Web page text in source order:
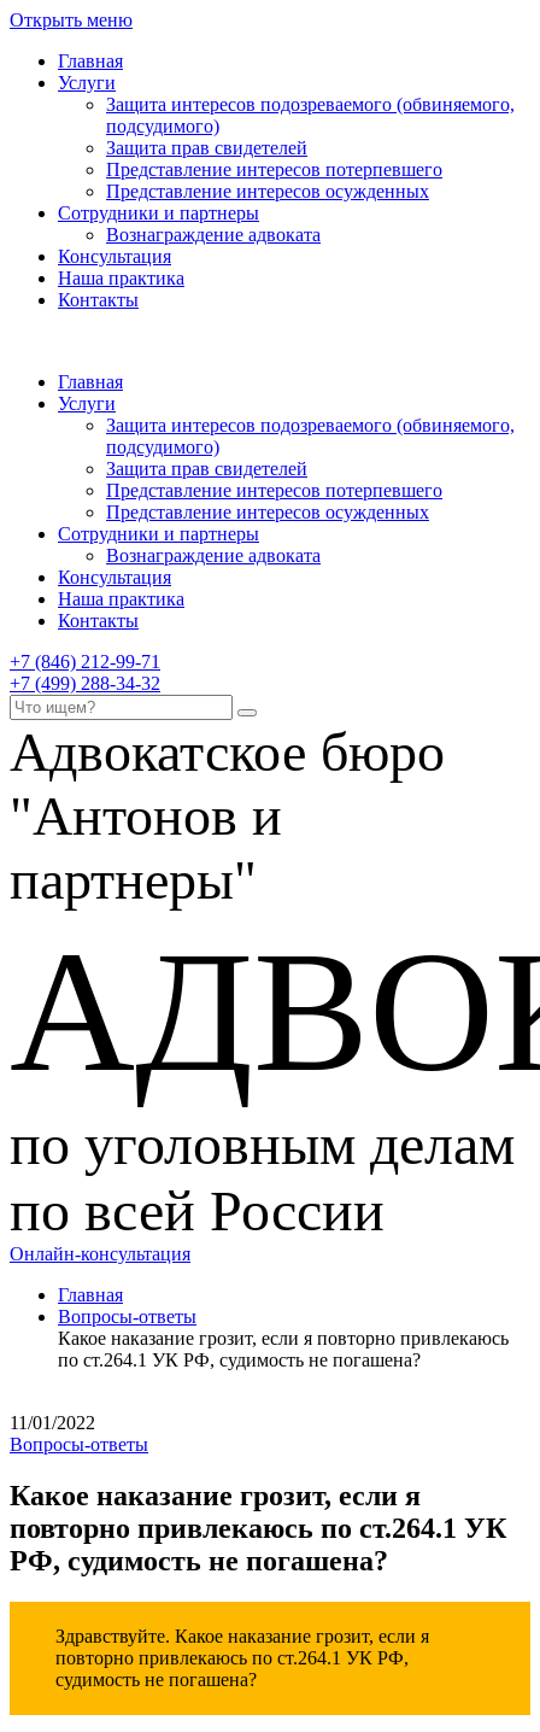
Открыть меню
Главная
Услуги
Защита интересов подозреваемого (обвиняемого,
подсудимого)
Защита прав свидетелей
Представление интересов потерпевшего
Представление интересов осужденных
Сотрудники и партнеры
Вознаграждение адвоката
Консультация
Наша практика
Контакты
Главная
Услуги
Защита интересов подозреваемого (обвиняемого,
подсудимого)
Защита прав свидетелей
Представление интересов потерпевшего
Представление интересов осужденных
Сотрудники и партнеры
Вознаграждение адвоката
Консультация
Наша практика
Контакты
+7 (846) 212-99-71
+7 (499) 288-34-32
Адвокатское бюро
"Антонов и
партнеры"
по уголовным делам
по всей России
Онлайн-консультация
Главная
Вопросы-ответы
Какое наказание грозит, если я повторно привлекаюсь
по ст.264.1 УК РФ, судимость не погашена?
11/01/2022
Вопросы-ответы
Какое наказание грозит, если я
повторно привлекаюсь по ст.264.1 УК
РФ, судимость не погашена?
Здравствуйте. Какое наказание грозит, если я
повторно привлекаюсь по ст.264.1 УК РФ,
судимость не погашена?